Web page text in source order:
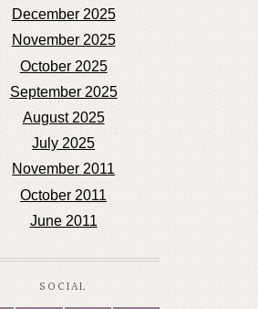
December 2025
November 2025
October 2025
September 2025
August 2025
July 2025
November 2011
October 2011
June 2011
SOCIAL